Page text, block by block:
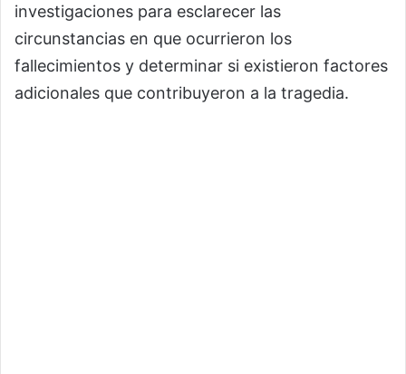
investigaciones para esclarecer las
circunstancias en que ocurrieron los
fallecimientos y determinar si existieron factores
adicionales que contribuyeron a la tragedia.